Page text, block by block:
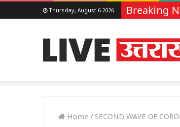
Thursday, August 6 2026 Breaking
Home / SECOND WAVE OF